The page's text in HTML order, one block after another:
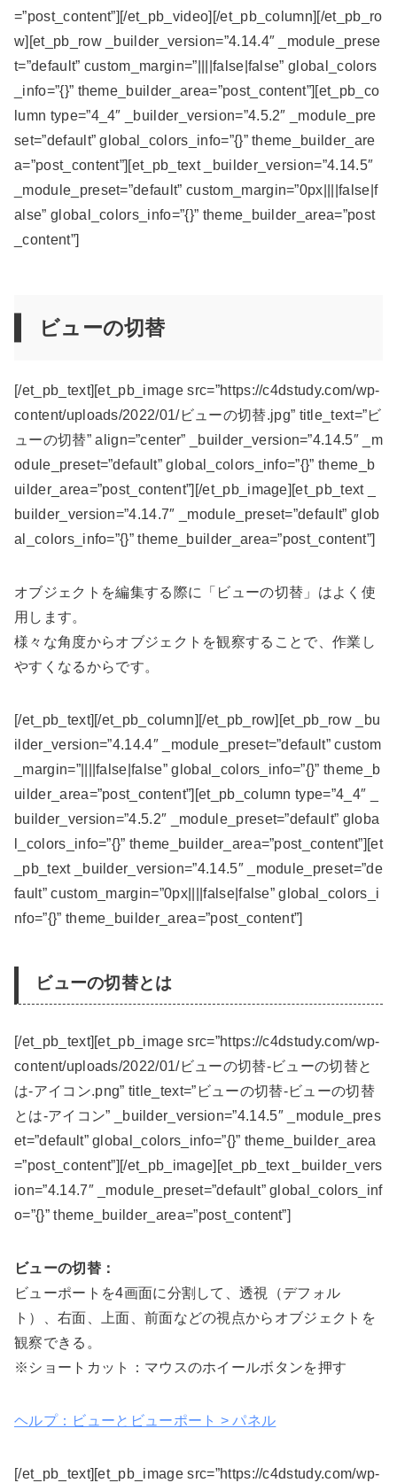
=”post_content”][/et_pb_video][/et_pb_column][/et_pb_ro
w][et_pb_row _builder_version=”4.14.4″ _module_prese
t=”default” custom_margin=”||||false|false” global_colors
_info=”{}” theme_builder_area=”post_content”][et_pb_co
lumn type=”4_4″ _builder_version=”4.5.2″ _module_pre
set=”default” global_colors_info=”{}” theme_builder_are
a=”post_content”][et_pb_text _builder_version=”4.14.5″
_module_preset=”default” custom_margin=”0px||||false|f
alse” global_colors_info=”{}” theme_builder_area=”post
_content”]
ビューの切替
[/et_pb_text][et_pb_image src=”https://c4dstudy.com/wp-
content/uploads/2022/01/ビューの切替.jpg” title_text=”ビ
ューの切替” align=”center” _builder_version=”4.14.5″ _m
odule_preset=”default” global_colors_info=”{}” theme_b
uilder_area=”post_content”][/et_pb_image][et_pb_text _
builder_version=”4.14.7″ _module_preset=”default” glob
al_colors_info=”{}” theme_builder_area=”post_content”]
オブジェクトを編集する際に「ビューの切替」はよく使
用します。
様々な角度からオブジェクトを観察することで、作業し
やすくなるからです。
[/et_pb_text][/et_pb_column][/et_pb_row][et_pb_row _bu
ilder_version=”4.14.4″ _module_preset=”default” custom
_margin=”||||false|false” global_colors_info=”{}” theme_b
uilder_area=”post_content”][et_pb_column type=”4_4″ _
builder_version=”4.5.2″ _module_preset=”default” globa
l_colors_info=”{}” theme_builder_area=”post_content”][et
_pb_text _builder_version=”4.14.5″ _module_preset=”de
fault” custom_margin=”0px||||false|false” global_colors_i
nfo=”{}” theme_builder_area=”post_content”]
ビューの切替とは
[/et_pb_text][et_pb_image src=”https://c4dstudy.com/wp-
content/uploads/2022/01/ビューの切替-ビューの切替と
は-アイコン.png” title_text=”ビューの切替-ビューの切替
とは-アイコン” _builder_version=”4.14.5″ _module_pres
et=”default” global_colors_info=”{}” theme_builder_area
=”post_content”][/et_pb_image][et_pb_text _builder_vers
ion=”4.14.7″ _module_preset=”default” global_colors_inf
o=”{}” theme_builder_area=”post_content”]
ビューの切替：
ビューポートを4画面に分割して、透視（デフォル
ト）、右面、上面、前面などの視点からオブジェクトを
観察できる。
※ショートカット：マウスのホイールボタンを押す
ヘルプ：ビューとビューポート > パネル
[/et_pb_text][et_pb_image src=”https://c4dstudy.com/wp-